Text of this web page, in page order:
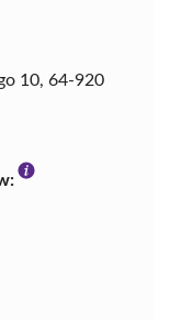
10, 64-920